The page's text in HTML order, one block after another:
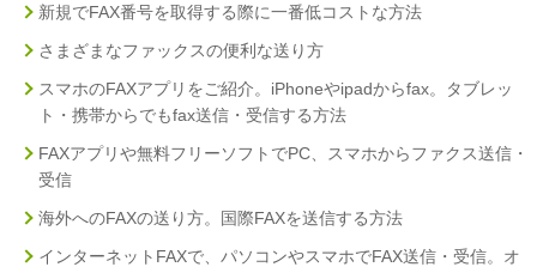
新規でFAX番号を取得する際に一番低コストな方法
さまざまなファックスの便利な送り方
スマホのFAXアプリをご紹介。iPhoneやipadからfax。タブレッ
ト・携帯からでもfax送信・受信する方法
FAXアプリや無料フリーソフトでPC、スマホからファクス送信・
受信
海外へのFAXの送り方。国際FAXを送信する方法
インターネットFAXで、パソコンやスマホでFAX送信・受信。オ